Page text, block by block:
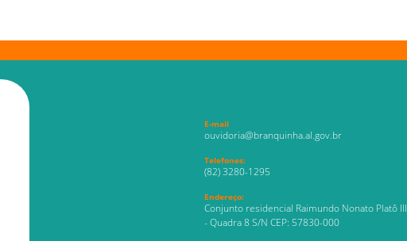
E-mail
ouvidoria@branquinha.al.gov.br
Telefones:
(82) 3280-1295
Endereço:
Conjunto residencial Raimundo Nonato Platô III
- Quadra 8 S/N CEP: 57830-000